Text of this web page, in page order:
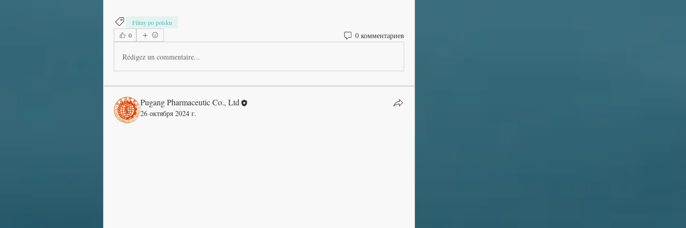
Filmy po polsku
0
0 комментариев
Rédigez un commentaire...
Pugang Pharmaceutic Co., Ltd
26 октября 2024 г.